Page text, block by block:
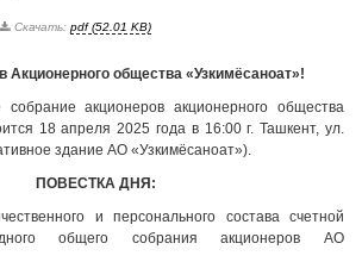
Скачать: pdf (52.01 KB)
Акционерного общества «Узкимёсаноат»!
акционеров акционерного общества
18 апреля 2025 года в 16:00 г. Ташкент, ул.
здание АО «Узкимёсаноат»).
ПОВЕСТКА ДНЯ:
и персонального состава счетной
общего собрания акционеров АО